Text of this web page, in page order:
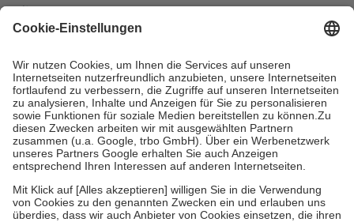
mit.
Grundsätzlich leisten Mitglieder Zuzahlungen in Höhe von zehn
höchstens zehn Euro.
Es sind jedoch nie mehr als die tatsächlichen
Kosten der Leistung zu entrichten.
Diese Regeln gelten grundsätzlich auch für Online-Apotheken.
Bei Heilmitteln und häuslicher Krankenpflege beträgt die
Zuzahlung zehn Prozent der Kosten sowie zehn Euro je
Verordnung.
Um das Engagement der Versicherten für ihre eigene Gesundheit zu
stärken und die besondere Stellung der Familie zu unterstützen,
fallenkeine Zuzahlungenan bei:
• Kindern und Jugendlichen bis zum vollendeten 18. Lebensjahr